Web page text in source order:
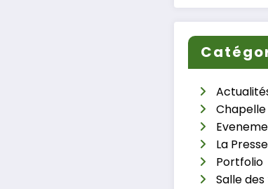
Chapelle
La
Portfolio
Salle